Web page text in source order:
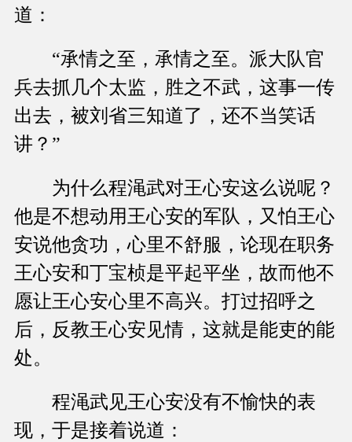
道：
“承情之至，承情之至。派大队官
兵去抓几个太监，胜之不武，这事一传
出去，被刘省三知道了，还不当笑话
讲？”
为什么程渑武对王心安这么说呢？
他是不想动用王心安的军队，又怕王心
安说他贪功，心里不舒服，论现在职务
王心安和丁宝桢是平起平坐，故而他不
愿让王心安心里不高兴。打过招呼之
后，反教王心安见情，这就是能吏的能
处。
程渑武见王心安没有不愉快的表
现，于是接着说道：